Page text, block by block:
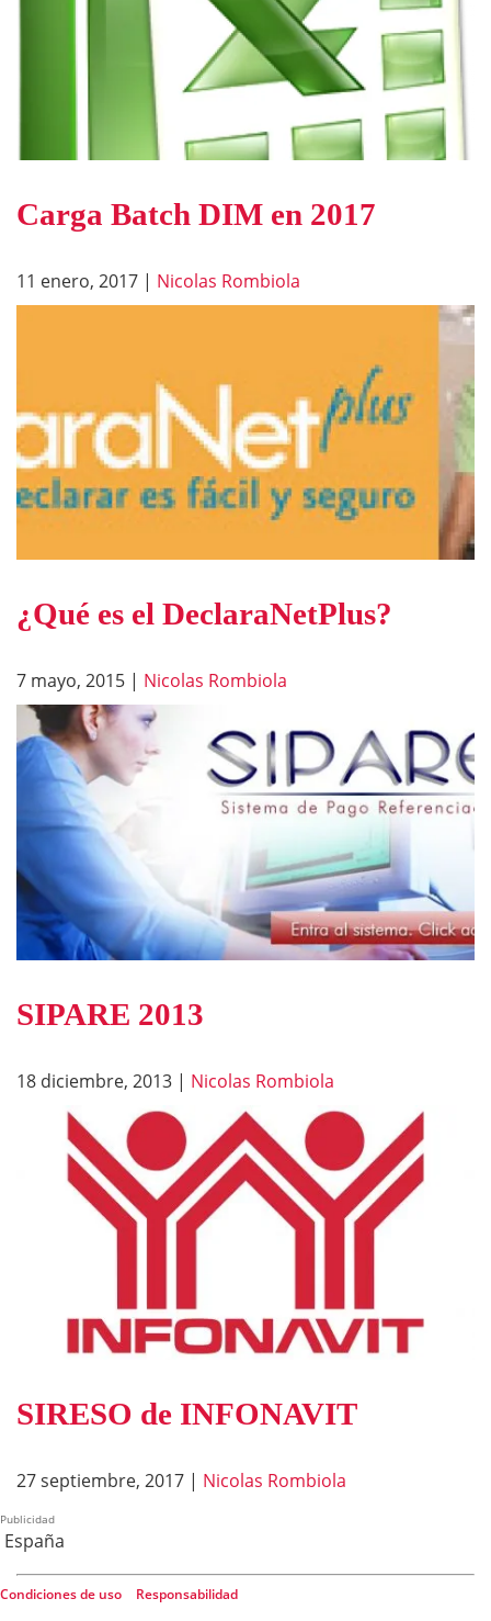
Carga Batch DIM en 2017
11 enero, 2017 | Nicolas Rombiola
¿Qué es el DeclaraNetPlus?
7 mayo, 2015 | Nicolas Rombiola
SIPARE 2013
18 diciembre, 2013 | Nicolas Rombiola
SIRESO de INFONAVIT
27 septiembre, 2017 | Nicolas Rombiola
Publicidad
España
Condiciones de uso
Responsabilidad